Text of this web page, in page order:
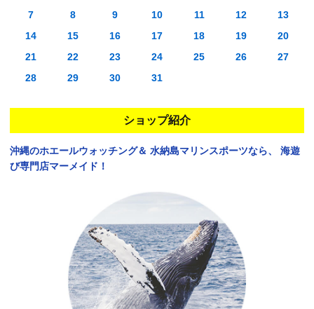
7
8 9 10 11 12
13
14
15 16 17 18 19
20
21
22 23 24 25 26
27
28
29 30 31
ショップ紹介
沖縄のホエールウォッチング＆ 水納島マリンスポーツなら、
海遊
び専門店マーメイド！